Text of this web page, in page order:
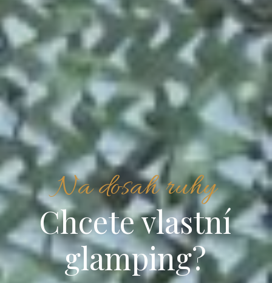
Na dosah ruhy
Chcete vlastní
glamping?